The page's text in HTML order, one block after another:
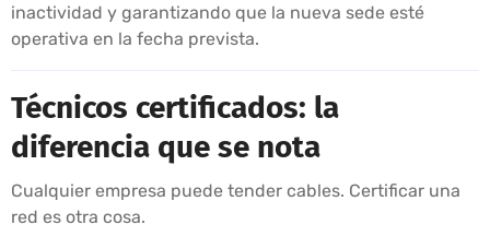
inactividad y garantizando que la nueva sede esté
operativa en la fecha prevista.
Técnicos certificados: la
diferencia que se nota
Cualquier empresa puede tender cables. Certificar una
red es otra cosa.